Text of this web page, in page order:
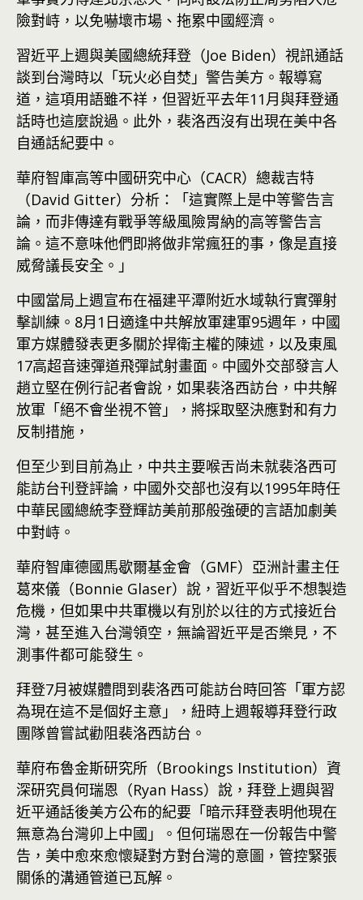
險對峙，以免嚇壞市場、拖累中國經濟。
習近平上週與美國總統拜登（Joe Biden）視訊通話
談到台灣時以「玩火必自焚」警告美方。報導寫
道，這項用語雖不祥，但習近平去年11月與拜登通
話時也這麼說過。此外，裴洛西沒有出現在美中各
自通話紀要中。
華府智庫高等中國研究中心（CACR）總裁吉特
（David Gitter）分析：「這實際上是中等警告言
論，而非傳達有戰爭等級風險胃納的高等警告言
論。這不意味他們即將做非常瘋狂的事，像是直接
威脅議長安全。」
中國當局上週宣布在福建平潭附近水域執行實彈射
擊訓練。8月1日適逢中共解放軍建軍95週年，中國
軍方媒體發表更多關於捍衛主權的陳述，以及東風
17高超音速彈道飛彈試射畫面。中國外交部發言人
趙立堅在例行記者會說，如果裴洛西訪台，中共解
放軍「絕不會坐視不管」，將採取堅決應對和有力
反制措施，
但至少到目前為止，中共主要喉舌尚未就裴洛西可
能訪台刊登評論，中國外交部也沒有以1995年時任
中華民國總統李登輝訪美前那般強硬的言語加劇美
中對峙。
華府智庫德國馬歇爾基金會（GMF）亞洲計畫主任
葛來儀（Bonnie Glaser）說，習近平似乎不想製造
危機，但如果中共軍機以有別於以往的方式接近台
灣，甚至進入台灣領空，無論習近平是否樂見，不
測事件都可能發生。
拜登7月被媒體問到裴洛西可能訪台時回答「軍方認
為現在這不是個好主意」，紐時上週報導拜登行政
團隊曾嘗試勸阻裴洛西訪台。
華府布魯金斯研究所（Brookings Institution）資
深研究員何瑞恩（Ryan Hass）說，拜登上週與習
近平通話後美方公布的紀要「暗示拜登表明他現在
無意為台灣卯上中國」。但何瑞恩在一份報告中警
告，美中愈來愈懷疑對方對台灣的意圖，管控緊張
關係的溝通管道已瓦解。